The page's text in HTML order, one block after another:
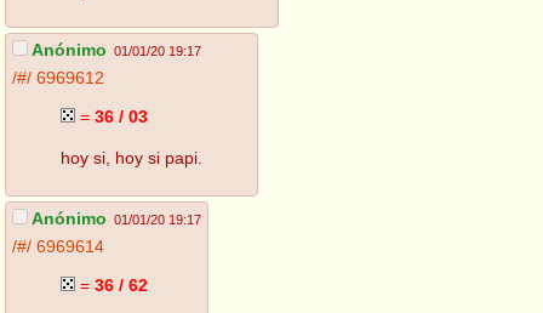
Anónimo 01/01/20 19:17
/#/ 6969612
= 36 / 03
hoy si, hoy si papi.
Anónimo 01/01/20 19:17
/#/ 6969614
= 36 / 62